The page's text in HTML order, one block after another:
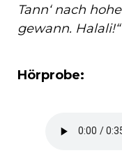
Tann‘ nach
gewann. Halali!“
Hörprobe: